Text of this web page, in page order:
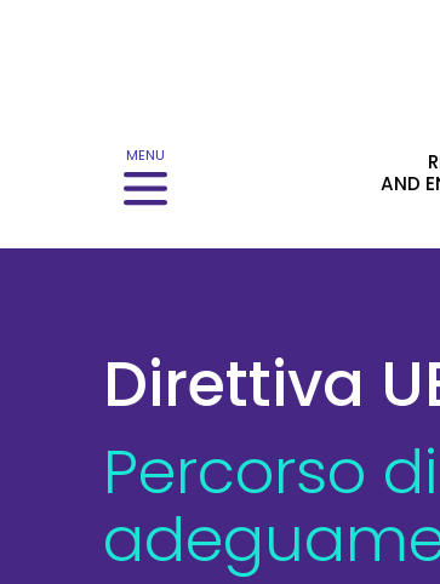
Menu principale
MENU
AND
Direttiva
Percorso di